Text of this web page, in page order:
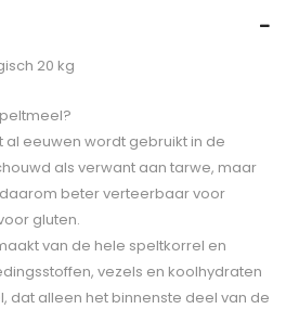
20 kg
al eeuwen wordt gebruikt in de
als verwant aan tarwe, maar
beter verteerbaar voor
gluten.
van de hele speltkorrel en
vezels en koolhydraten
dat alleen het binnenste deel van de